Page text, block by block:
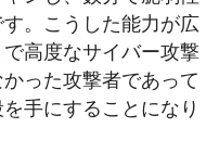
。 こうした能力が広
高度なサイバー攻撃
った攻撃者であって
手にすることになり